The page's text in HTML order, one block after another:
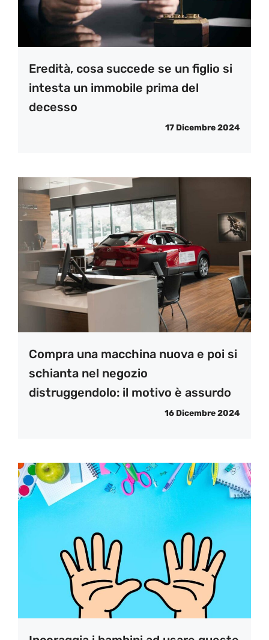
Eredità, cosa succede se un figlio si
intesta un immobile prima del
decesso
17 Dicembre 2024
Compra una macchina nuova e poi si
schianta nel negozio
distruggendolo: il motivo è assurdo
16 Dicembre 2024